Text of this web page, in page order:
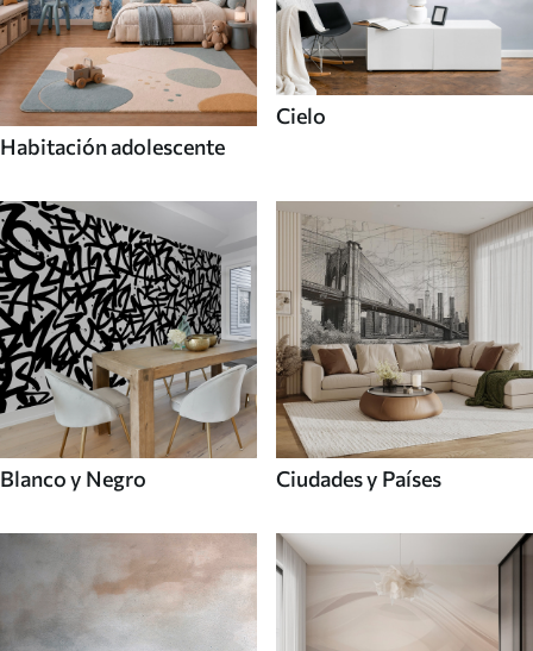
Habitación adolescente
Cielo
Blanco y Negro Ciudades y Países